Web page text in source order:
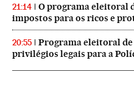
21:14
O programa eleitoral
impostos para os ricos e
20:55
Programa eleitoral
privilégios legais para a